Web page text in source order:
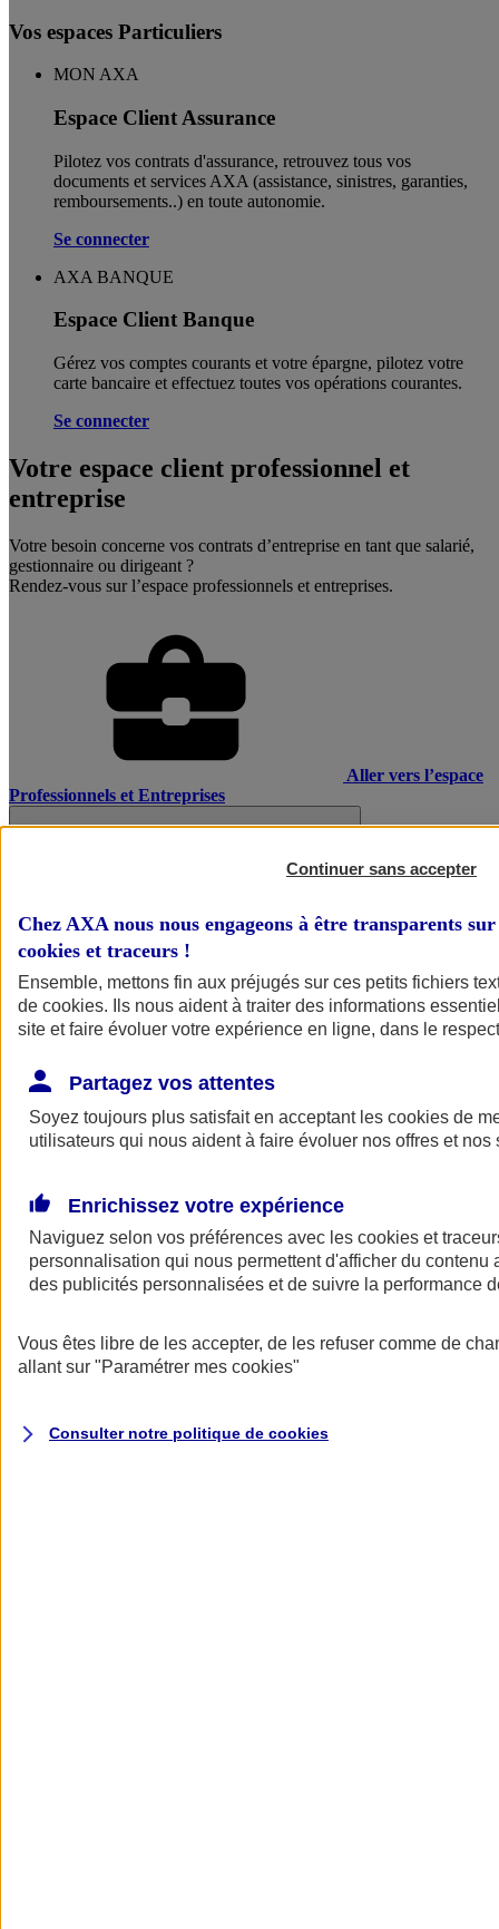
Vos espaces Particuliers
MON AXA
Espace Client Assurance
Pilotez vos contrats d'assurance, retrouvez tous vos
documents et services AXA (assistance, sinistres, garanties,
remboursements..) en toute autonomie. ​
Se connecter
AXA BANQUE
Espace Client Banque
Gérez vos comptes courants et votre épargne, pilotez votre
carte bancaire et effectuez toutes vos opérations courantes.
Se connecter
Votre espace client professionnel et
entreprise
Votre besoin concerne vos contrats d’entreprise en tant que salarié,
gestionnaire ou dirigeant ?
Rendez-vous sur l’espace professionnels et entreprises.
Aller vers l’espace
Professionnels et Entreprises
AXA Assurance
Continuer sans accepter
Chez AXA nous nous engageons à être transparents
cookies et traceurs !
Ensemble, mettons fin aux préjugés sur ces petits fichiers
de cookies. Ils nous aident à traiter des informations
site et faire évoluer votre expérience en ligne, dans le
Partagez vos attentes
Soyez toujours plus satisfait en acceptant les cookies de
utilisateurs qui nous aident à faire évoluer nos offres et nos
Enrichissez votre expérience
Naviguez selon vos préférences avec les cookies et
personnalisation qui nous permettent d'afficher du contenu
des publicités personnalisées et de suivre la performance
Vous êtes libre de les accepter, de les refuser comme de
allant sur "Paramétrer mes cookies"
Consulter notre politique de cookies